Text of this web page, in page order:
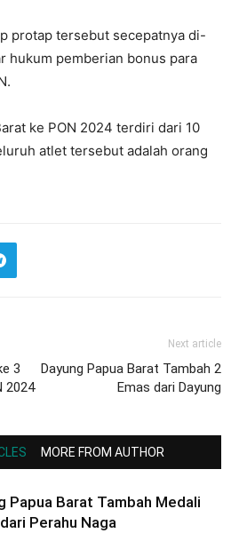
protap tersebut secepatnya di-
hukum pemberian bonus para
ke PON 2024 terdiri dari 10
atlet tersebut adalah orang
3
2024
Next article
Dayung Papua Barat Tambah 2
Emas dari Dayung
MORE FROM AUTHOR
Papua Barat Tambah Medali
Perahu Naga